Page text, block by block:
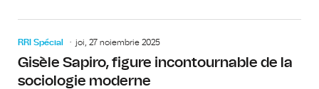
RRI Spécial joi, 27 noiembrie 2025
Gisèle Sapiro, figure incontournable de la
sociologie moderne